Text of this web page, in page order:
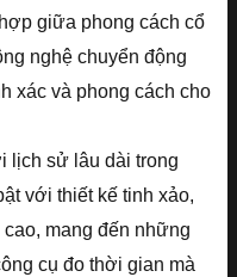
giữa phong cách cổ
nghệ chuyển động
xác và phong cách cho
lịch sử lâu dài trong
với thiết kế tinh xảo,
mang đến những
cụ đo thời gian mà